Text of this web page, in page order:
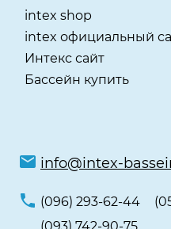
intex shop
intex официальный
Интекс сайт
Бассейн купить
info@intex-
(096) 293-62-44
(093) 742-90-75